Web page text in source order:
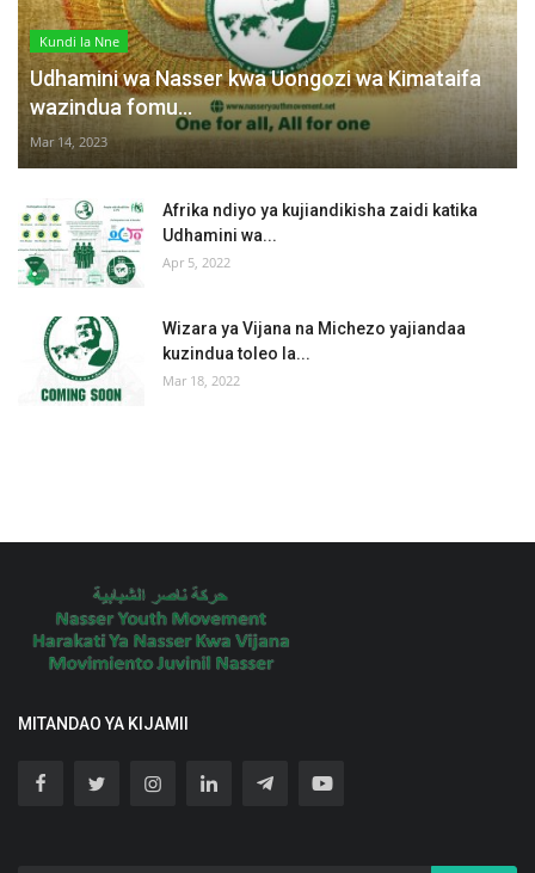
Kundi la Nne
Udhamini wa Nasser kwa Uongozi wa Kimataifa
wazindua fomu...
Mar 14, 2023
Afrika ndiyo ya kujiandikisha zaidi katika
Udhamini wa...
Apr 5, 2022
Wizara ya Vijana na Michezo yajiandaa
kuzindua toleo la...
Mar 18, 2022
MITANDAO YA KIJAMII